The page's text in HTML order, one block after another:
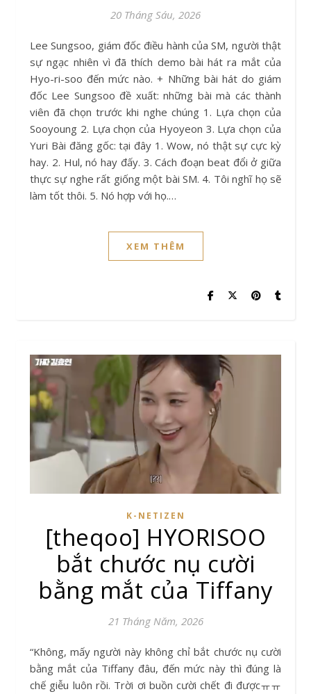
20 Tháng Sáu, 2026
Lee Sungsoo, giám đốc điều hành của SM, người thật
sự ngạc nhiên vì đã thích demo bài hát ra mắt của
Hyo-ri-soo đến mức nào. + Những bài hát do giám
đốc Lee Sungsoo đề xuất: những bài mà các thành
viên đã chọn trước khi nghe chúng 1. Lựa chọn của
Sooyoung 2. Lựa chọn của Hyoyeon 3. Lựa chọn của
Yuri Bài đăng gốc: tại đây 1. Wow, nó thật sự cực kỳ
hay. 2. Hul, nó hay đấy. 3. Cách đoạn beat đổi ở giữa
thực sự nghe rất giống một bài SM. 4. Tôi nghĩ họ sẽ
làm tốt thôi. 5. Nó hợp với họ.…
XEM THÊM
K-NETIZEN
[theqoo] HYORISOO
bắt chước nụ cười
bằng mắt của Tiffany
21 Tháng Năm, 2026
“Không, mấy người này không chỉ bắt chước nụ cười
bằng mắt của Tiffany đâu, đến mức này thì đúng là
chế giễu luôn rồi. Trời ơi buồn cười chết đi đượcㅠㅠ